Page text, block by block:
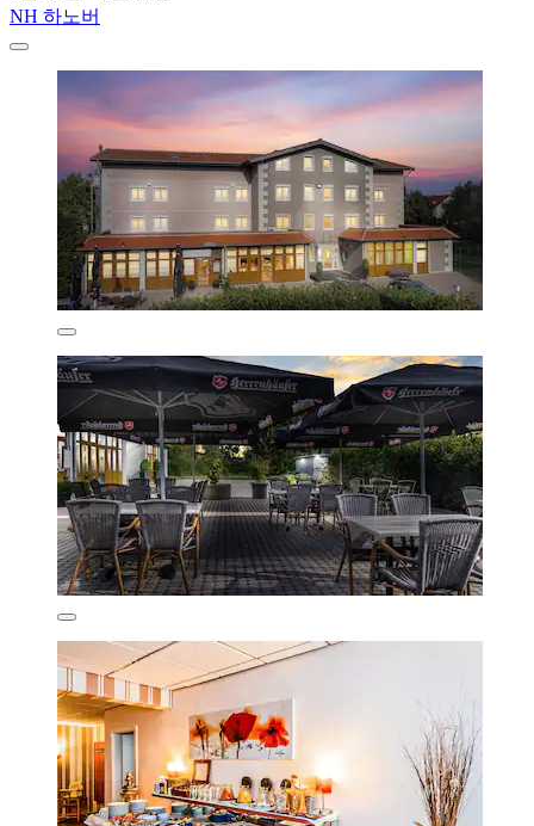
NH 하노버